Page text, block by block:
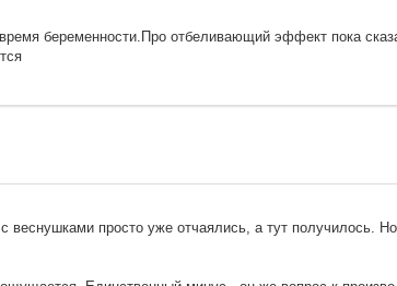
беременности.Про отбеливающий эффект пока
веснушками просто уже отчаялись, а тут получилось.